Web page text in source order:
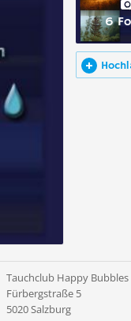
6
Tauchclub Happy Bubbles
Fürbergstraße 5
5020 Salzburg